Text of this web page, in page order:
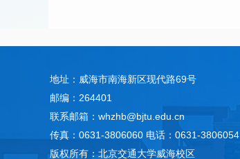
地址：威海市南海新区现代路69号
邮编：264401
联系邮箱：whzhb@bjtu.edu.cn
传真：0631-3806060 电话：0631-3806054
版权所有：北京交通大学威海校区